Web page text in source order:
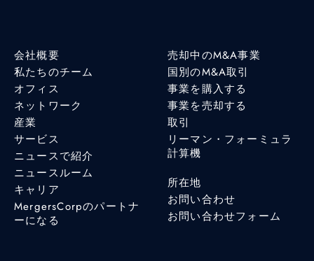
会社概要
私たちのチーム
オフィス
ネットワーク
産業
サービス
ニュースで紹介
ニュースルーム
キャリア
MergersCorpのパートナ
ーになる
売却中のM&A事業
国別のM&A取引
事業を購入する
事業を売却する
取引
リーマン・フォーミュラ
計算機
所在地
お問い合わせ
お問い合わせフォーム